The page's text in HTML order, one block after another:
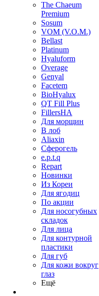
The Chaeum
Premium
Sosum
VOM (V.O.M.)
Bellast
Platinum
Hyaluform
Overage
Genyal
Facetem
BioHyalux
QT Fill Plus
FillersHA
Для морщин
В лоб
Aliaxin
Сферогель
e.p.t.q
Repart
Новинки
Из Кореи
Для ягодиц
По акции
Для носогубных
складок
Для лица
Для контурной
пластики
Для губ
Для кожи вокруг
глаз
Ещё